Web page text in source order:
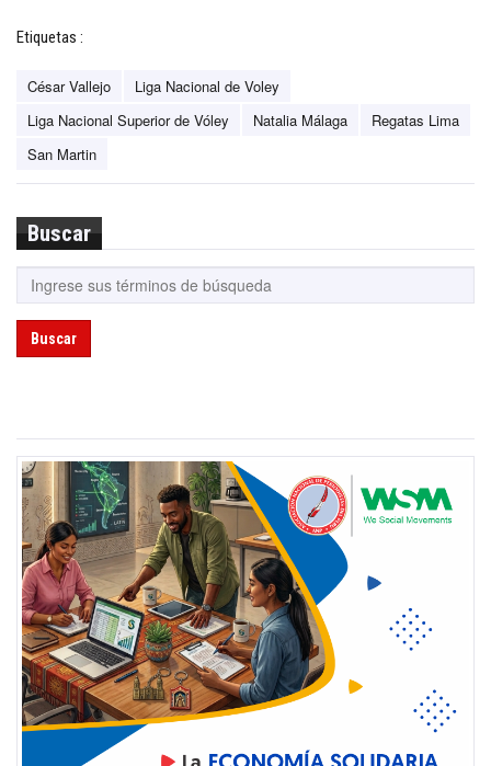
Etiquetas :
César Vallejo
Liga Nacional de Voley
Liga Nacional Superior de Vóley
Natalia Málaga
Regatas Lima
San Martin
Buscar
Buscar